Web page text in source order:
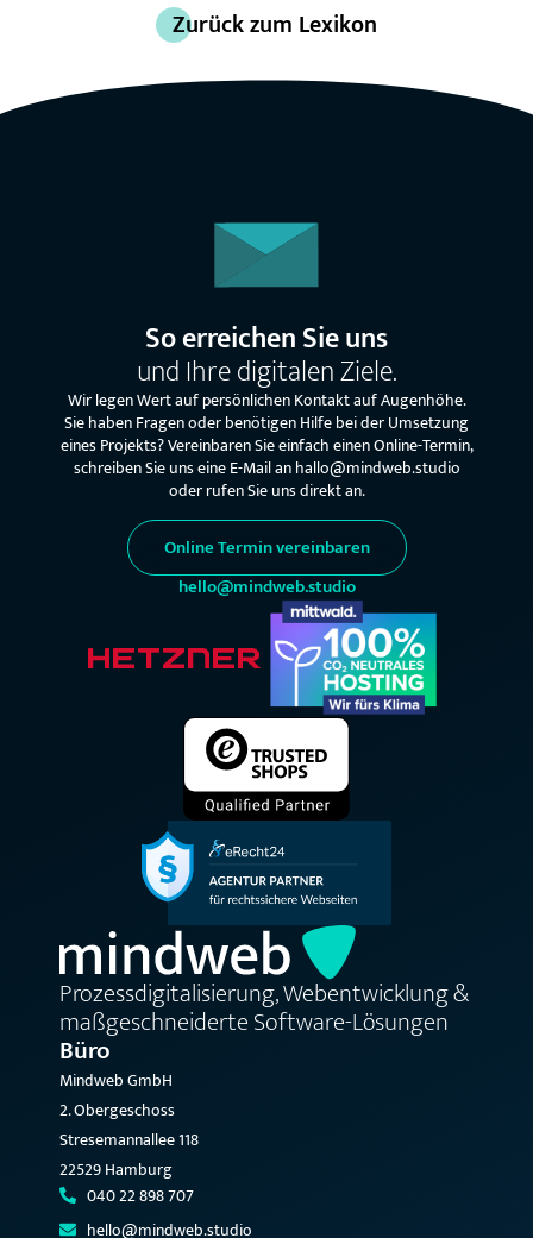
Zurück zum Lexikon
So erreichen Sie uns
und Ihre digitalen Ziele.
Wir legen Wert auf persönlichen Kontakt auf Augenhöhe.
Sie haben Fragen oder benötigen Hilfe bei der Umsetzung
eines Projekts? Vereinbaren Sie einfach einen Online-Termin,
schreiben Sie uns eine E-Mail an hallo@mindweb.studio
oder rufen Sie uns direkt an.
Online Termin vereinbaren
hello@mindweb.studio
Prozessdigitalisierung, Webentwicklung &
maßgeschneiderte Software-Lösungen
Büro
Mindweb GmbH
2. Obergeschoss
Stresemannallee 118
22529 Hamburg
040 22 898 707
hello@mindweb.studio